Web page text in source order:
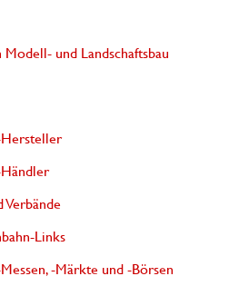
und Landschaftsbau
Verbände
Links
-Märkte und -Börsen